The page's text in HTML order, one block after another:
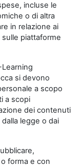
incluse le
o di altra
in relazione ai
piattaforme
si devono
a scopo
a scopi
dei contenuti
legge o dai
forma e con